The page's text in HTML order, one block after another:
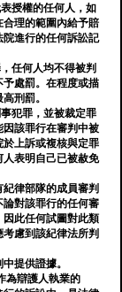
授權的任何人，如
理的範圍內給予賠
進行的任何訴訟記
任何人均不得被判
處罰。在程度或描
刑罰。
犯罪，並被裁定罪
該罪行在審判中被
上訴或複核與定罪
表明自己已被赦免
律部隊的成員審判
對該罪行的任何審
此任何試圖對此類
慮到該紀律法所判
提供證據。
為辯護人執業的